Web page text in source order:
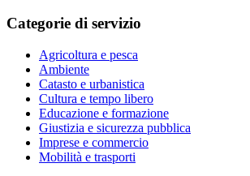
Categorie di servizio
Agricoltura e pesca
Ambiente
Catasto e urbanistica
Cultura e tempo libero
Educazione e formazione
Giustizia e sicurezza pubblica
Imprese e commercio
Mobilità e trasporti